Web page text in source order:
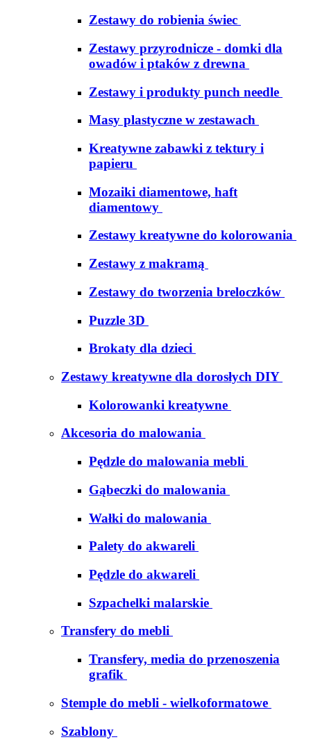
Zestawy do robienia świec
Zestawy przyrodnicze - domki dla
owadów i ptaków z drewna
Zestawy i produkty punch needle
Masy plastyczne w zestawach
Kreatywne zabawki z tektury i
papieru
Mozaiki diamentowe, haft
diamentowy
Zestawy kreatywne do kolorowania
Zestawy z makramą
Zestawy do tworzenia breloczków
Puzzle 3D
Brokaty dla dzieci
Zestawy kreatywne dla dorosłych DIY
Kolorowanki kreatywne
Akcesoria do malowania
Pędzle do malowania mebli
Gąbeczki do malowania
Wałki do malowania
Palety do akwareli
Pędzle do akwareli
Szpachelki malarskie
Transfery do mebli
Transfery, media do przenoszenia
grafik
Stemple do mebli - wielkoformatowe
Szablony